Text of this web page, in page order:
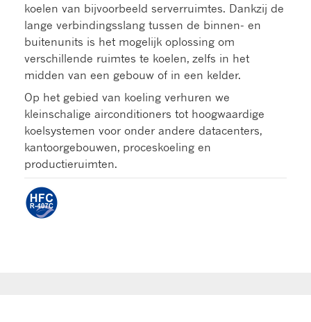
koelen van bijvoorbeeld serverruimtes. Dankzij de
lange verbindingsslang tussen de binnen- en
buitenunits is het mogelijk oplossing om
verschillende ruimtes te koelen, zelfs in het
midden van een gebouw of in een kelder.
Op het gebied van koeling verhuren we
kleinschalige airconditioners tot hoogwaardige
koelsystemen voor onder andere datacenters,
kantoorgebouwen, proceskoeling en
productieruimten.